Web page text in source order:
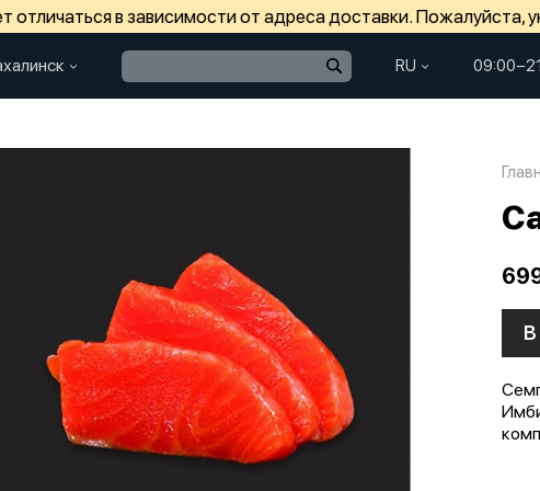
отличаться в зависимости от адреса доставки. Пожалуйста,
RU
В